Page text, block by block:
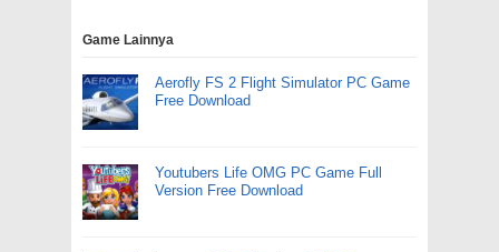
Game Lainnya
Aerofly FS 2 Flight Simulator PC Game
Free Download
Youtubers Life OMG PC Game Full
Version Free Download